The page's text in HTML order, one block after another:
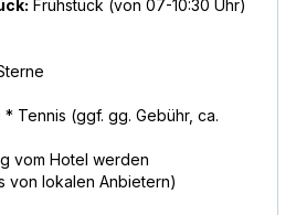
Frühstück (von 07-10:30 Uhr)
* Tennis (ggf. gg. Gebühr, ca.
vom Hotel werden
von lokalen Anbietern)